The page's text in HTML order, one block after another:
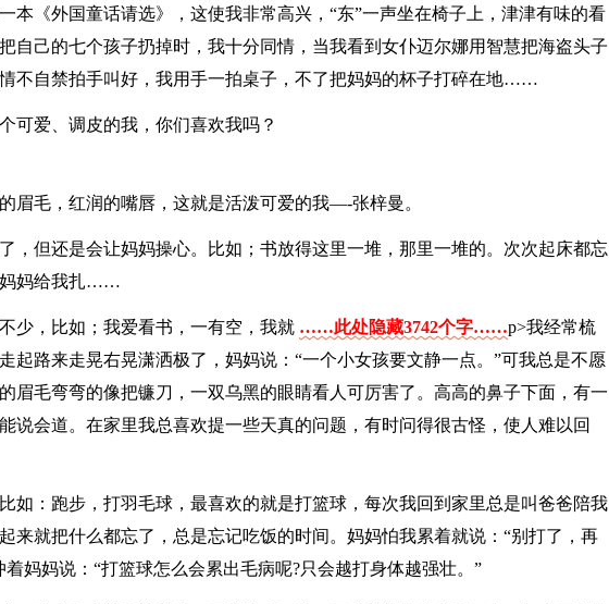
本《外国童话请选》，这使我非常高兴，“东”一声坐在椅子上，津津有味的看
自己的七个孩子扔掉时，我十分同情，当我看到女仆迈尔娜用智慧把海盗头子
不自禁拍手叫好，我用手一拍桌子，不了把妈妈的杯子打碎在地……
可爱、调皮的我，你们喜欢我吗？
眉毛，红润的嘴唇，这就是活泼可爱的我―-张梓曼。
，但还是会让妈妈操心。比如；书放得这里一堆，那里一堆的。次次起床都忘
妈妈给我扎……
少，比如；我爱看书，一有空，我就 ……此处隐藏3742个字……p>我经常梳
起路来走晃右晃潇洒极了，妈妈说：“一个小女孩要文静一点。”可我总是不愿
眉毛弯弯的像把镰刀，一双乌黑的眼睛看人可厉害了。高高的鼻子下面，有一
说会道。在家里我总喜欢提一些天真的问题，有时问得很古怪，使人难以回
如：跑步，打羽毛球，最喜欢的就是打篮球，每次我回到家里总是叫爸爸陪我
来就把什么都忘了，总是忘记吃饭的时间。妈妈怕我累着就说：“别打了，再
妈妈说：“打篮球怎么会累出毛病呢?只会越打身体越强壮。”